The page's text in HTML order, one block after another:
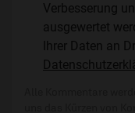
Verbesserung
ausgewertet
Ihrer Daten an